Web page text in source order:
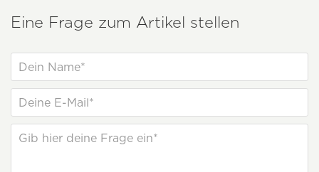
Eine Frage zum Artikel stellen